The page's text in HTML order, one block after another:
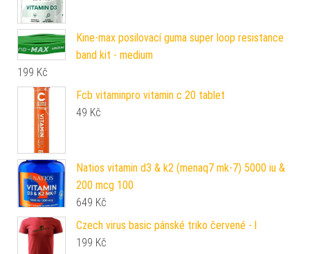
Kine-max posilovací guma super loop resistance
band kit - medium
199 Kč
Fcb vitaminpro vitamin c 20 tablet
49 Kč
Natios vitamin d3 & k2 (menaq7 mk-7) 5000 iu &
200 mcg 100
649 Kč
Czech virus basic pánské triko červené - l
199 Kč